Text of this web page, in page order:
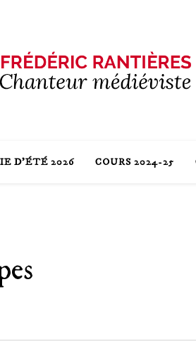
D’ÉTÉ 2026 COURS 2024-25